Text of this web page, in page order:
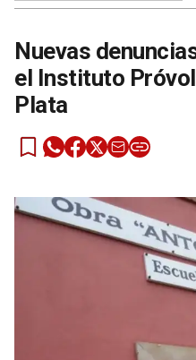
Nuevas
el Instituto
Plata